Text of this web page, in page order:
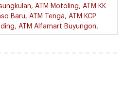
, ATM Motoling, ATM KK
Baru, ATM Tenga, ATM KCP
, ATM Alfamart Buyungon,